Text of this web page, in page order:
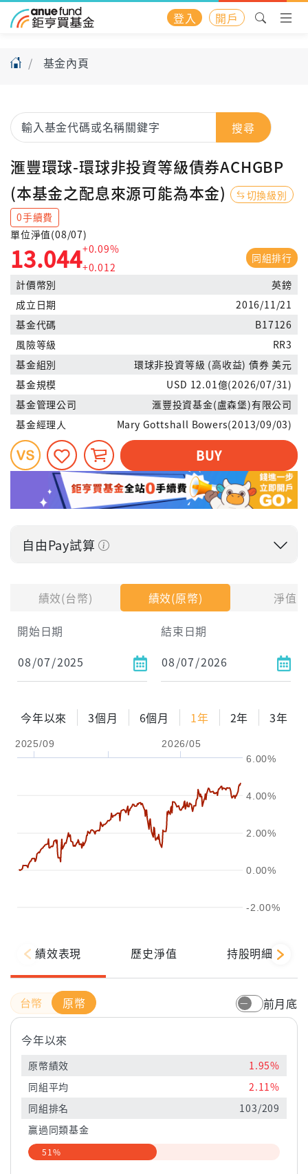
登入 開戶
基金內頁
績效(台幣) 績效(原幣)
淨值
開始日期
結束日期
今年以來 3個月 6個月 1年 2年 3年
2025/09 2026/05
-2.00%
0.00%
2.00%
4.00%
6.00%
搜尋
滙豐環球-環球非投資等級債券ACHGBP
(本基金之配息來源可能為本金)
切換級別
0手續費
單位淨值(08/07)
13.044+0.09%
+0.012
同組排行
計價幣別
英鎊
成立日期
2016/11/21
基金代碼
B17126
風險等級
RR3
基金組別
環球非投資等級 (高收益) 債券 美元
基金規模
USD 12.01億(2026/07/31)
基金管理公司
滙豐投資基金(盧森堡)有限公司
基金經理人
Mary Gottshall Bowers(2013/09/03)
BUY
自由Pay試算
每月Pay出方式
依金額
依比例
0% 年化自由Pay率
2年 3年
試算
績效表現 歷史淨值 持股明細
原幣 前月底
今年以來
原幣績效
1.95%
同組平均
2.11%
同組排名
103/209
贏過同類基金
51%